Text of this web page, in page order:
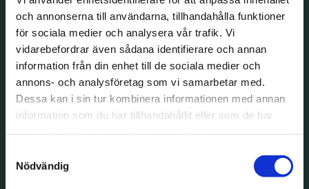
och annonserna till användarna, tillhandahålla funktioner
för sociala medier och analysera vår trafik. Vi
vidarebefordrar även sådana identifierare och annan
information från din enhet till de sociala medier och
annons- och analysföretag som vi samarbetar med.
Dessa kan i sin tur kombinera informationen med annan
information som du har tillhandahållit eller som de har
Nödvändig